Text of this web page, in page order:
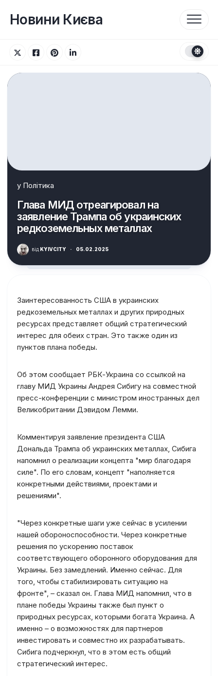
вмістуНовини Києва
у Політика
Глава МИД отреагировал на
заявление Трампа об украинских
редкоземельных металлах
від KYIVCITY · 05.02.2025
Заинтересованность США в украинских
редкоземельных металлах и других природных
ресурсах представляет общий стратегический
интерес для обеих стран. Это также один из
пунктов плана победы.
Об этом сообщает РБК-Украина со ссылкой на
главу МИД Украины Андрея Сибигу на совместной
пресс-конференции с министром иностранных дел
Великобритании Дэвидом Лемми.
Комментируя заявление президента США
Дональда Трампа об украинских металлах, Сибига
напомнил о реализации концепта "мир благодаря
силе". По его словам, концепт "наполняется
конкретными действиями, проектами и
решениями".
"Через конкретные шаги уже сейчас в усилении
нашей обороноспособности. Через конкретные
решения по ускорению поставок
соответствующего оборонного оборудования для
Украины. Без замедлений. Именно сейчас. Для
того, чтобы стабилизировать ситуацию на
фронте", – сказал он. Глава МИД напомнил, что в
плане победы Украины также был пункт о
природных ресурсах, которыми богата Украина. А
именно – о возможностях для партнеров
инвестировать и совместно их разрабатывать.
Сибига подчеркнул, что в этом есть общий
стратегический интерес.